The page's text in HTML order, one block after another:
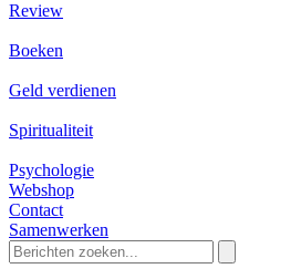
Review
Boeken
Geld verdienen
Spiritualiteit
Psychologie
Webshop
Contact
Samenwerken
Zoeken
naar: